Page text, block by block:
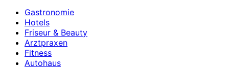
Gastronomie
Hotels
Friseur & Beauty
Arztpraxen
Fitness
Autohaus